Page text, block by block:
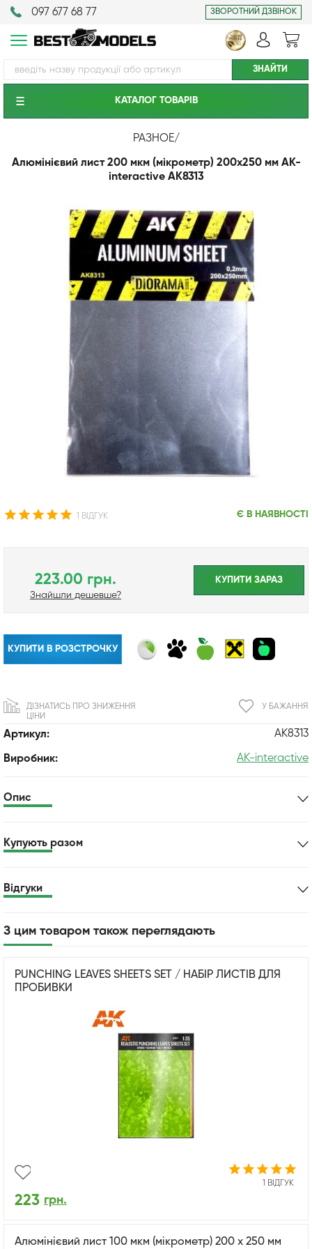
097 677 68 77 ЗВОРОТНИЙ ДЗВІНОК
КАТАЛОГ ТОВАРIВ
РАЗНОЕ/
Алюмінієвий лист 200 мкм (мікрометр) 200х250 мм AK-
interactive AK8313
1 ВІДГУК Є В НАЯВНОСТІ
Артикул: AK8313
Виробник: AK-interactive
223.00 грн.
Знайшли дешевше?
КУПИТИ ЗАРАЗ
КУПИТИ В РОЗСТРОЧКУ
У БАЖАННЯ
ДІЗНАТИСЬ ПРО ЗНИЖЕННЯ
ЦІНИ
Опис
Купують разом
Відгуки
З цим товаром також переглядають
PUNCHING LEAVES SHEETS SET / НАБІР ЛИСТІВ ДЛЯ
ПРОБИВКИ
1 ВІДГУК
223 грн.
Алюмінієвий лист 100 мкм (мікрометр) 200 x 250 мм